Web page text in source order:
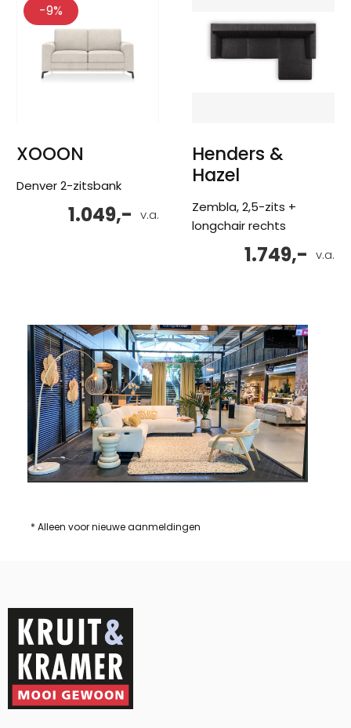
-9%
XOOON
Denver 2-zitsbank
v.a.
1.049,-
Henders &
Hazel
Zembla, 2,5-zits +
longchair rechts
v.a.
1.749,-
* Alleen voor nieuwe aanmeldingen